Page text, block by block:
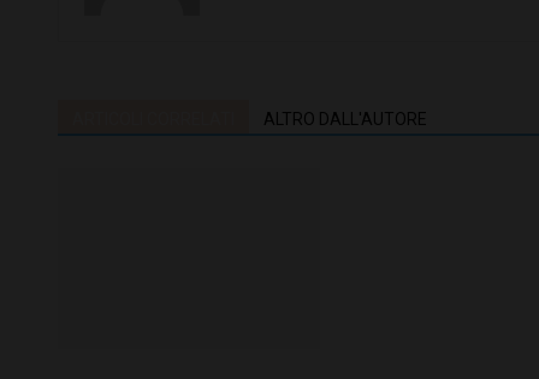
ALTRO DALL'AUTORE